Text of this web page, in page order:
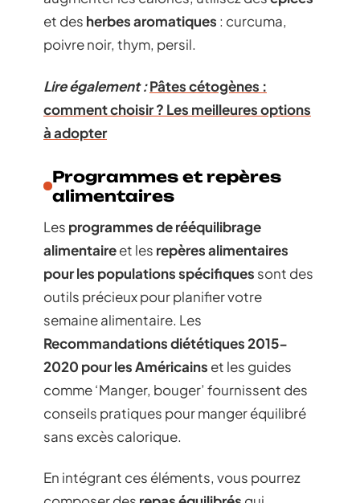
et des herbes aromatiques : curcuma,
poivre noir, thym, persil.
Lire également :Pâtes cétogènes :
comment choisir ? Les meilleures options
à adopter
Programmes et repères
alimentaires
Les programmes de rééquilibrage
alimentaireet les repères alimentaires
pour les populations spécifiques sont des
outils précieux pour planifier votre
semaine alimentaire. Les
Recommandations diététiques 2015-
2020 pour les Américains et les guides
comme ‘Manger, bouger’ fournissent des
conseils pratiques pour manger équilibré
sans excès calorique.
En intégrant ces éléments, vous pourrez